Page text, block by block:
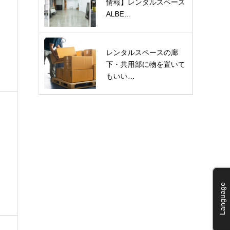
情報】レンタルスペース
ALBE…
レンタルスペースの廊
下・共用部に物を置いて
もいい…
Language